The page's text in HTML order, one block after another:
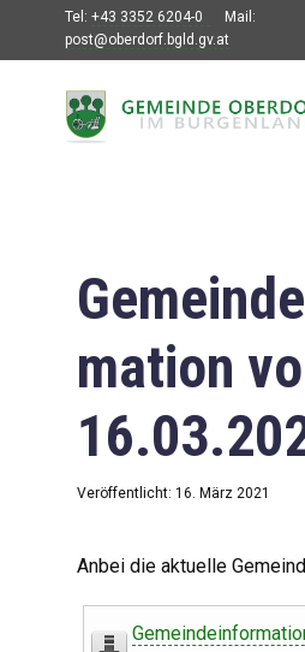
Tel: +43 3352 6204-0
Mail:
post@oberdorf.bgld.gv.at
Willkommen
Gemeindeamt
Gemeinderat
Bildung
Vereine
mation
Veröffentlicht: 16. März 2021
Anbei die aktuelle